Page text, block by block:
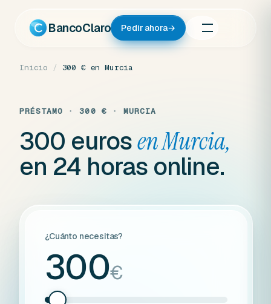
contenido
BancoClaro Pedir ahora→
Inicio / 300 € en Murcia
PRÉSTAMO · 300 € · MURCIA
300 eurosen Murcia,
en 24 horas online.
¿Cuánto necesitas?
300€